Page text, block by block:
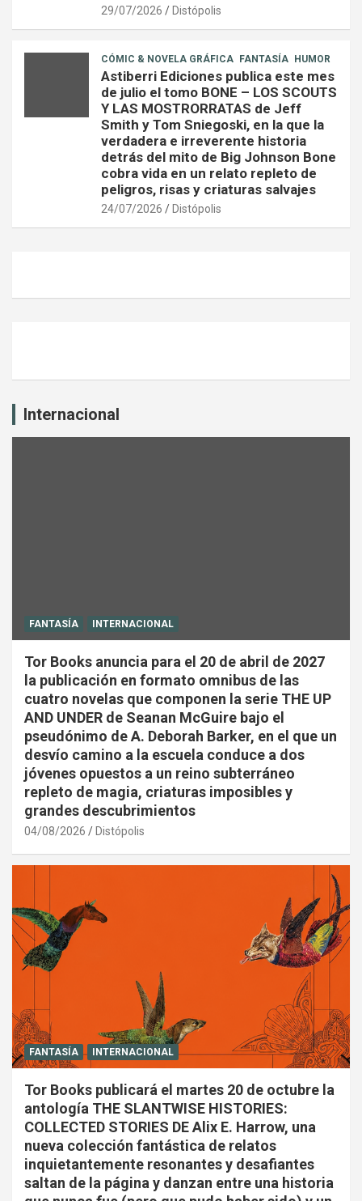
29/07/2026 Distópolis
CÓMIC & NOVELA GRÁFICA FANTASÍA HUMOR
Astiberri Ediciones publica este mes
de julio el tomo BONE – LOS SCOUTS
Y LAS MOSTRORRATAS de Jeff
Smith y Tom Sniegoski, en la que la
verdadera e irreverente historia
detrás del mito de Big Johnson Bone
cobra vida en un relato repleto de
peligros, risas y criaturas salvajes
24/07/2026 Distópolis
Internacional
FANTASÍA INTERNACIONAL
Tor Books anuncia para el 20 de abril de 2027
la publicación en formato omnibus de las
cuatro novelas que componen la serie THE UP
AND UNDER de Seanan McGuire bajo el
pseudónimo de A. Deborah Barker, en el que un
desvío camino a la escuela conduce a dos
jóvenes opuestos a un reino subterráneo
repleto de magia, criaturas imposibles y
grandes descubrimientos
04/08/2026 Distópolis
FANTASÍA INTERNACIONAL
Tor Books publicará el martes 20 de octubre la
antología THE SLANTWISE HISTORIES:
COLLECTED STORIES DE Alix E. Harrow, una
nueva colección fantástica de relatos
inquietantemente resonantes y desafiantes
saltan de la página y danzan entre una historia